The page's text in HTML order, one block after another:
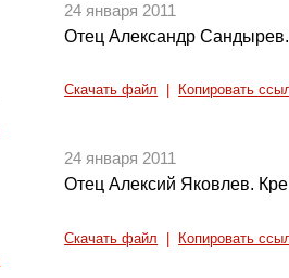
24 января 2011
Отец Александр
Скачать файл Копировать
24 января 2011
Отец Алексий Яковлев.
Скачать файл Копировать